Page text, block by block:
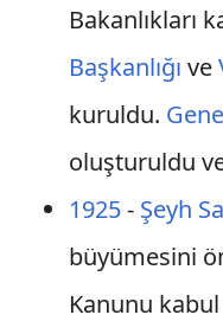
Bakanlıkları
Başkanlığı ve
kuruldu.
oluşturuldu
1925- Şeyh
büyümesini
Kanunu